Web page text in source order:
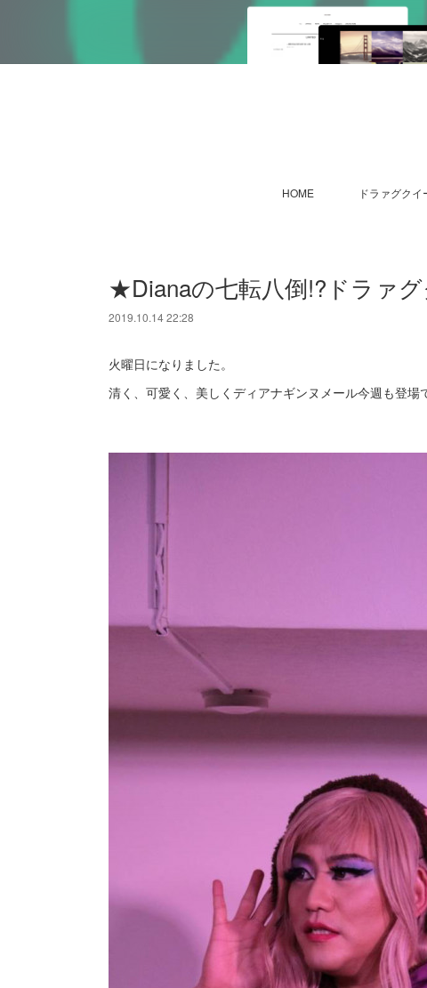
HOME ドラァグク
★Dianaの七転八倒!?ドラァ
2019.10.14 22:28
火曜日になりました。
清く、可愛く、美しくディアナギンヌメール今週も登